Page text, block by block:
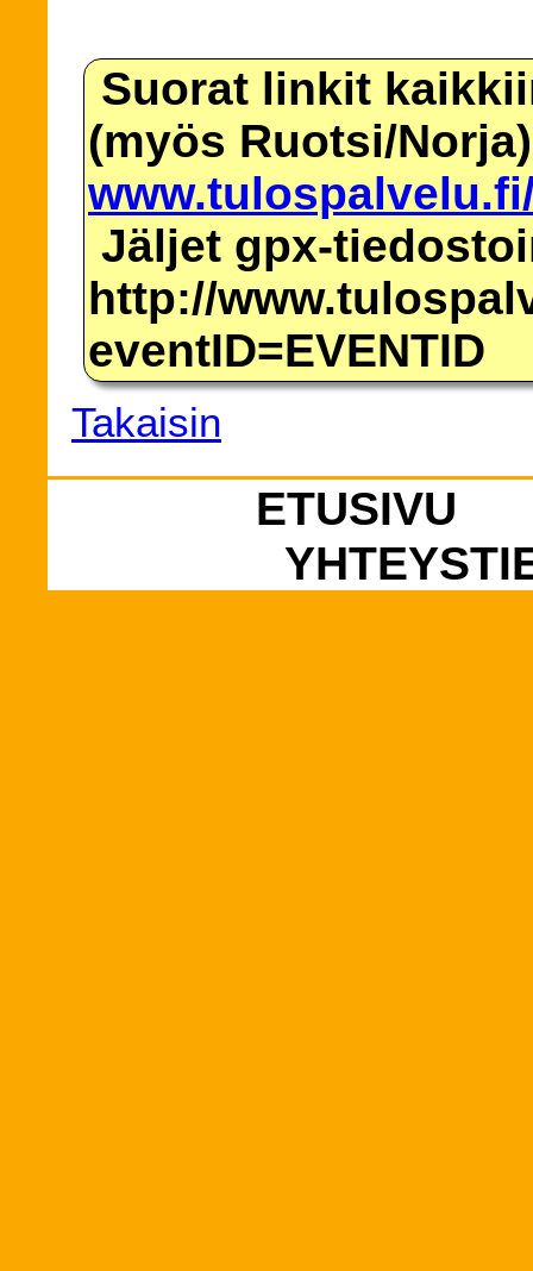
Suorat linkit
(myös Ruotsi/Norja)
Jäljet gpx-
http://
eventID=EVENTID
Takaisin
ETUSIVU